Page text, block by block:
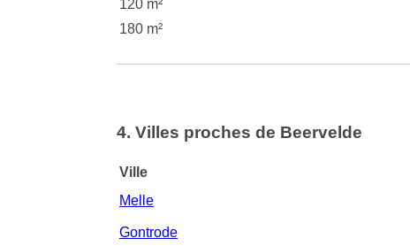
120 m²
180 m²
4. Villes proches de Beervelde
Ville
Melle
Gontrode